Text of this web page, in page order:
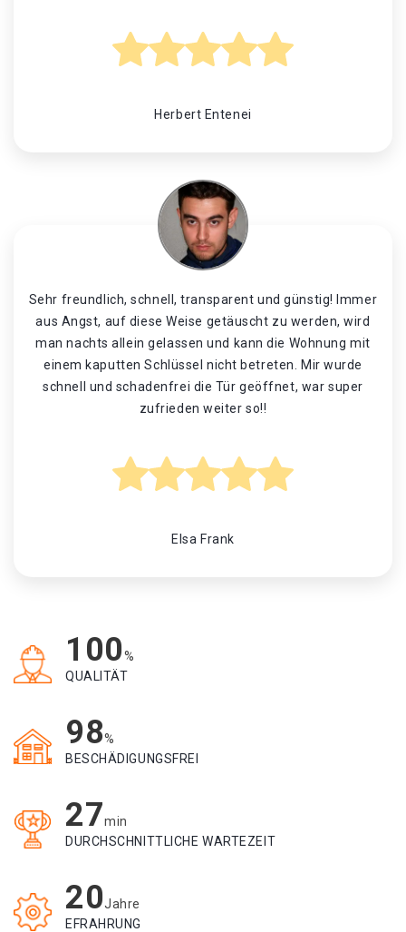
Herbert Entenei
Sehr freundlich, schnell, transparent und günstig! Immer
aus Angst, auf diese Weise getäuscht zu werden, wird
man nachts allein gelassen und kann die Wohnung mit
einem kaputten Schlüssel nicht betreten. Mir wurde
schnell und schadenfrei die Tür geöffnet, war super
zufrieden weiter so!!
Elsa Frank
100%
QUALITÄT
98%
BESCHÄDIGUNGSFREI
27min
DURCHSCHNITTLICHE WARTEZEIT
20Jahre
EFRAHRUNG